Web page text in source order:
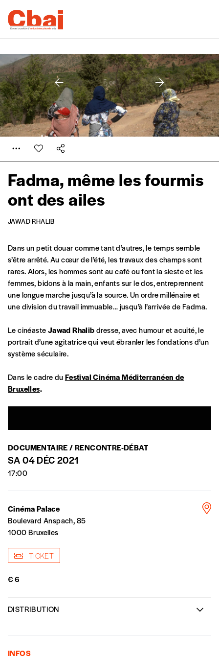
Fadma, même les fourmis
ont des ailes
JAWAD RHALIB
Dans un petit douar comme tant d’autres, le temps semble
s’être arrêté. Au cœur de l’été, les travaux des champs sont
rares. Alors, les hommes sont au café ou font la sieste et les
femmes, bidons à la main, enfants sur le dos, entreprennent
une longue marche jusqu’à la source. Un ordre millénaire et
une division du travail immuable… jusqu’à l’arrivée de Fadma.
Le cinéasteJawad Rhalibdresse, avec humour et acuité, le
portrait d’une agitatrice qui veut ébranler les fondations d’un
système séculaire.
Dans le cadre duFestival Cinéma Méditerranéen de
Bruxelles.
DOCUMENTAIRE / RENCONTRE-DÉBAT
SA 04 DÉC 2021
17:00
Cinéma Palace
Boulevard Anspach, 85
1000 Bruxelles
TICKET
€ 6
DISTRIBUTION
Fadma, même les fourmis ont des ailes
Maroc/Belgique | 2019 | 80’ | VO ST FR
INFOS